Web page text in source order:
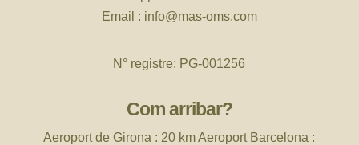
Email : info@mas-oms.com
N° registre: PG-001256
Com arribar?
Aeroport de Girona : 20 km Aeroport Barcelona :